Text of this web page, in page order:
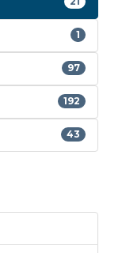
1
97
192
43